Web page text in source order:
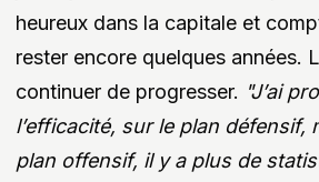
heureux dans la capitale et
rester encore quelques années.
continuer de progresser. "J’ai
l’efficacité, sur le plan défensif,
plan offensif, il y a plus de